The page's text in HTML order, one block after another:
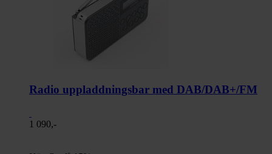
Radio uppladdningsbar med DAB/DAB+/FM
1 090,-